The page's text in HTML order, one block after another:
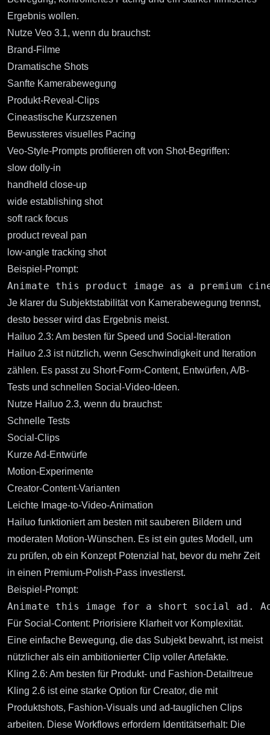
Ergebnis wollen.
Nutze Veo 3.1, wenn du brauchst:
Brand-Filme
Dramatische Shots
Sanfte Kamerabewegung
Produkt-Reveal-Clips
Cineastische Kurzszenen
Bewussteres visuelles Pacing
Veo-Style-Prompts profitieren oft von Shot-Begriffen:
slow dolly-in
handheld close-up
wide establishing shot
soft rack focus
product reveal pan
low-angle tracking shot
Beispiel-Prompt:
Je klarer du Subjektstabilität von Kamerabewegung trennst,
desto besser wird das Ergebnis meist.
Hailuo 2.3: Am besten für Speed und Social-Iteration
Hailuo 2.3 ist nützlich, wenn Geschwindigkeit und Iteration
zählen. Es passt zu Short-Form-Content, Entwürfen, A/B-
Tests und schnellen Social-Video-Ideen.
Nutze Hailuo 2.3, wenn du brauchst:
Schnelle Tests
Social-Clips
Kurze Ad-Entwürfe
Motion-Experimente
Creator-Content-Varianten
Leichte Image-to-Video-Animation
Hailuo funktioniert am besten mit sauberen Bildern und
moderaten Motion-Wünschen. Es ist ein gutes Modell, um
zu prüfen, ob ein Konzept Potenzial hat, bevor du mehr Zeit
in einen Premium-Polish-Pass investierst.
Beispiel-Prompt:
Für Social-Content: Priorisiere Klarheit vor Komplexität.
Eine einfache Bewegung, die das Subjekt bewahrt, ist meist
nützlicher als ein ambitionierter Clip voller Artefakte.
Kling 2.6: Am besten für Produkt- und Fashion-Detailtreue
Kling 2.6 ist eine starke Option für Creator, die mit
Produktshots, Fashion-Visuals und ad-tauglichen Clips
arbeiten. Diese Workflows erfordern Identitätserhalt: Die